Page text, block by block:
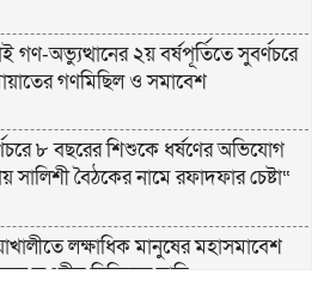
গণ-অভ্যুত্থানের ২য় বর্ষপূর্তিতে সুবর্ণচরে
গণমিছিল ও সমাবেশ
৮ বছরের শিশুকে ধর্ষণের অভিযোগ
সালিশী বৈঠকের নামে রফাদফার চেষ্টা“
লক্ষাধিক মানুষের মহাসমাবেশ
তওহীদ নিষিদ্ধের দাবি